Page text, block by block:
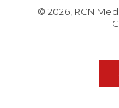
© 2026, RCN